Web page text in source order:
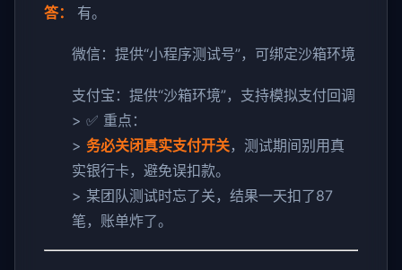
答： 有。
微信：提供“小程序测试号”，可绑定沙箱环境
支付宝：提供“沙箱环境”，支持模拟支付回调
> ✅ 重点：
> 务必关闭真实支付开关，测试期间别用真
实银行卡，避免误扣款。
> 某团队测试时忘了关，结果一天扣了87
笔，账单炸了。